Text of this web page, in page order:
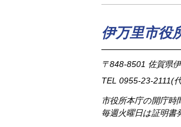
伊万里市役
〒848-8501 佐賀県
TEL 0955-23-2111(
市役所本庁の開庁時
毎週火曜日は証明書